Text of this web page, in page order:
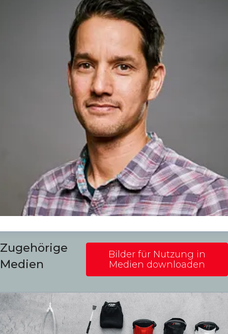
Dietrich
Global PR Manager Media Relations
Communications denis.dietrich@atomic.com
1517 2843377
Zugehörige
Medien
Bilder für Nutzung in
Medien downloaden